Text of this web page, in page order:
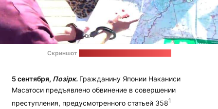
Скриншот
5 сентября, Позірк. Гражданину Японии Наканиси
Масатоси предъявлено обвинение в совершении
преступления, предусмотренного статьей 3581